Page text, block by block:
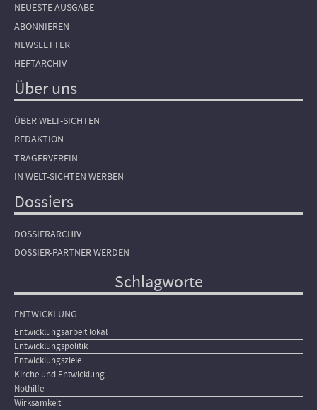
NEUESTE AUSGABE
ABONNIEREN
NEWSLETTER
HEFTARCHIV
Über uns
ÜBER WELT-SICHTEN
REDAKTION
TRÄGERVEREIN
IN WELT-SICHTEN WERBEN
Dossiers
DOSSIERARCHIV
DOSSIER-PARTNER WERDEN
Schlagworte
ENTWICKLUNG
Entwicklungsarbeit lokal
Entwicklungspolitik
Entwicklungsziele
Kirche und Entwicklung
Nothilfe
Wirksamkeit